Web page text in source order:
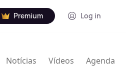
Premium Log in
Notícias Vídeos Agenda